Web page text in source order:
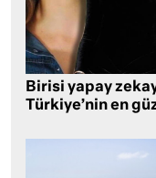
Birisi yapay
Türkiye’nin en